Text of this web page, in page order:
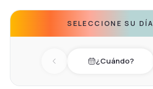
SELECCIONE SU DÍA
Previous day¿Cuándo?